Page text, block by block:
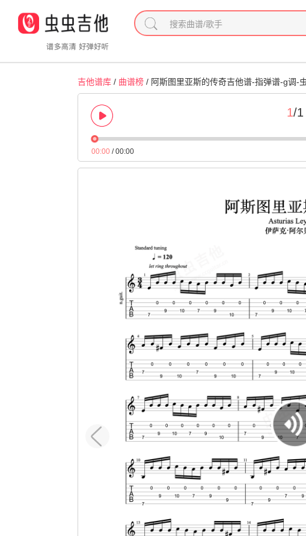
吉他谱库/ 曲谱榜/ 阿斯图里亚斯的传奇吉他谱-指弹谱-g调-
1/1
00:00/00:00